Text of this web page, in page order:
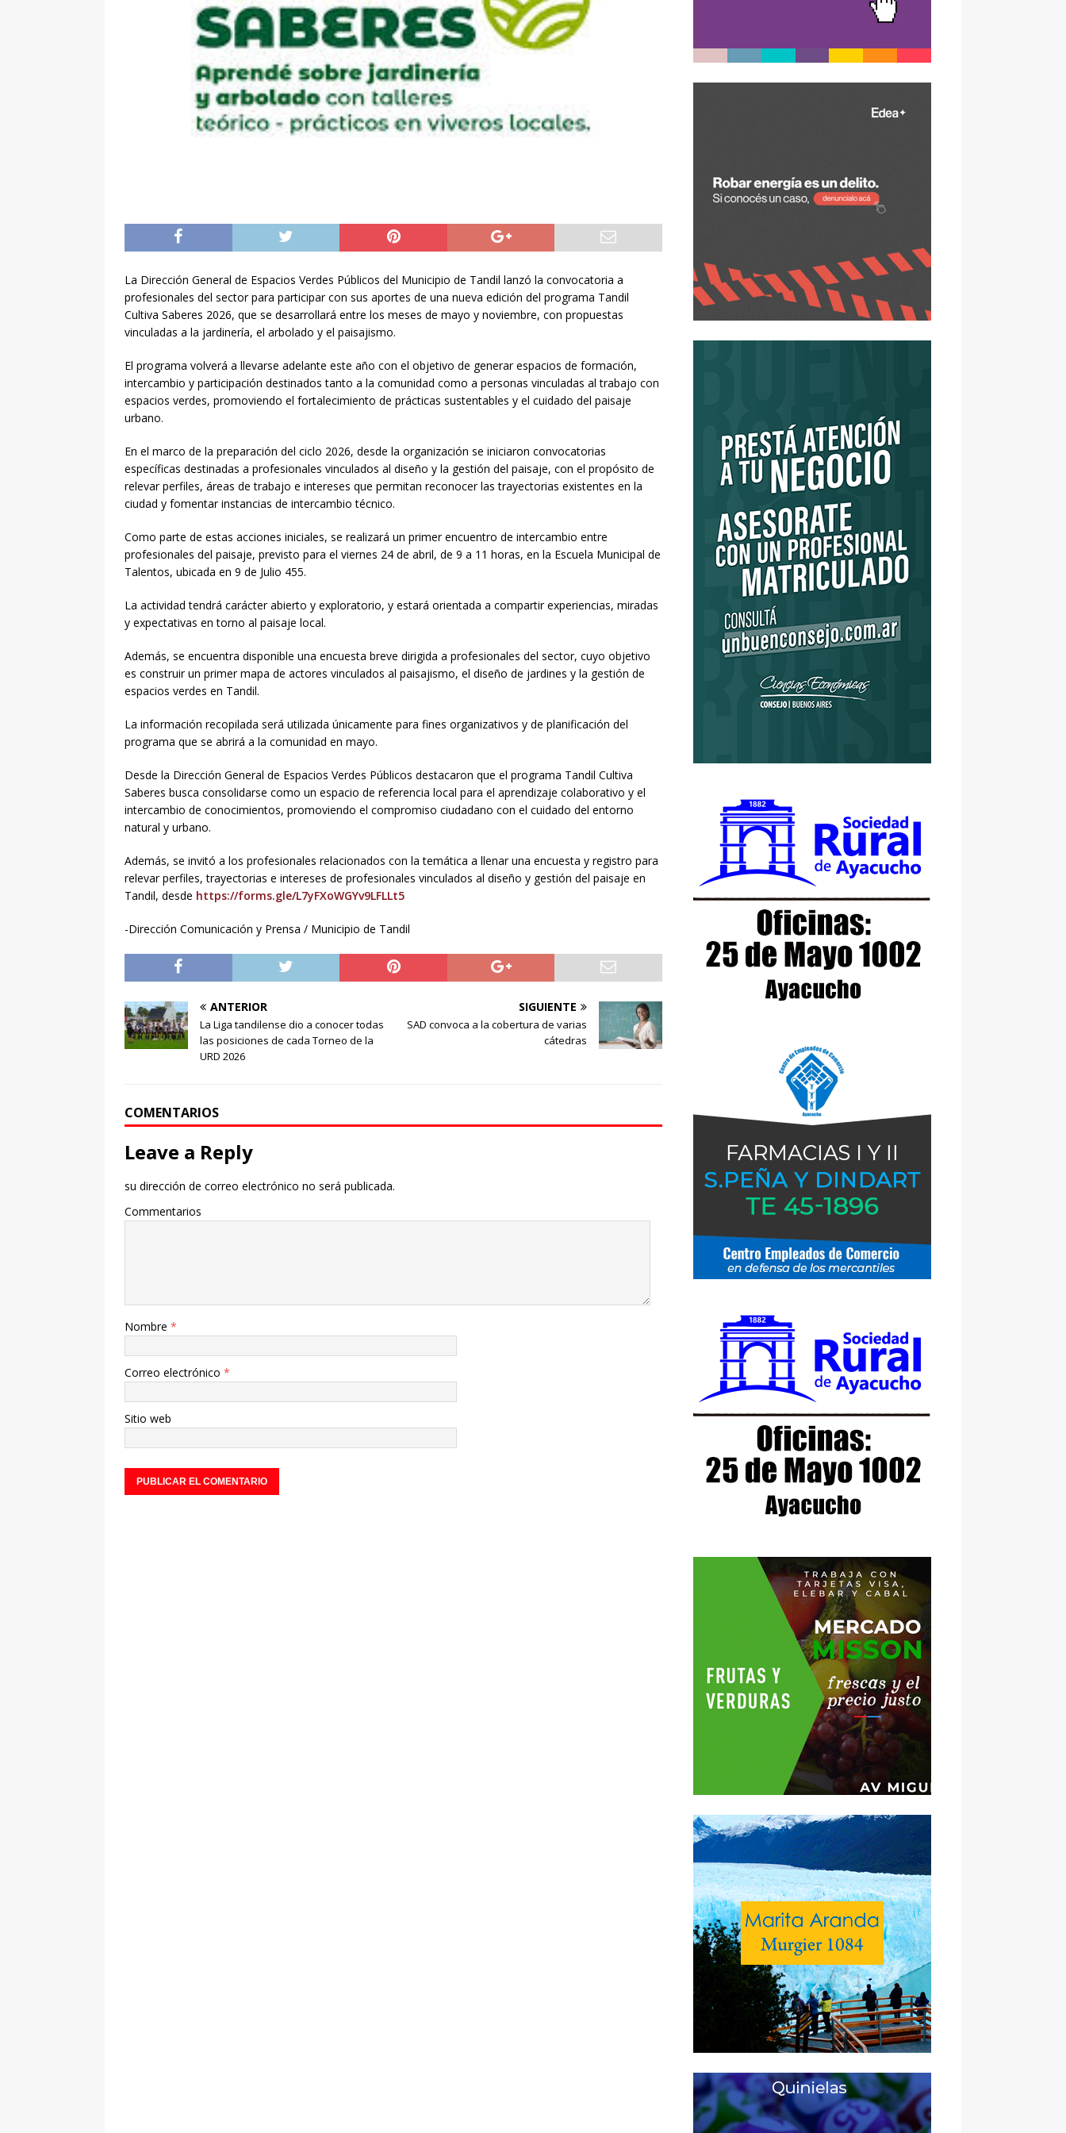
La Dirección General de Espacios Verdes Públicos del Municipio de Tandil lanzó la convocatoria a
profesionales del sector para participar con sus aportes de una nueva edición del programa Tandil
Cultiva Saberes 2026, que se desarrollará entre los meses de mayo y noviembre, con propuestas
vinculadas a la jardinería, el arbolado y el paisajismo.
El programa volverá a llevarse adelante este año con el objetivo de generar espacios de formación,
intercambio y participación destinados tanto a la comunidad como a personas vinculadas al trabajo con
espacios verdes, promoviendo el fortalecimiento de prácticas sustentables y el cuidado del paisaje
urbano.
En el marco de la preparación del ciclo 2026, desde la organización se iniciaron convocatorias
específicas destinadas a profesionales vinculados al diseño y la gestión del paisaje, con el propósito de
relevar perfiles, áreas de trabajo e intereses que permitan reconocer las trayectorias existentes en la
ciudad y fomentar instancias de intercambio técnico.
Como parte de estas acciones iniciales, se realizará un primer encuentro de intercambio entre
profesionales del paisaje, previsto para el viernes 24 de abril, de 9 a 11 horas, en la Escuela Municipal de
Talentos, ubicada en 9 de Julio 455.
La actividad tendrá carácter abierto y exploratorio, y estará orientada a compartir experiencias, miradas
y expectativas en torno al paisaje local.
Además, se encuentra disponible una encuesta breve dirigida a profesionales del sector, cuyo objetivo
es construir un primer mapa de actores vinculados al paisajismo, el diseño de jardines y la gestión de
espacios verdes en Tandil.
La información recopilada será utilizada únicamente para fines organizativos y de planificación del
programa que se abrirá a la comunidad en mayo.
Desde la Dirección General de Espacios Verdes Públicos destacaron que el programa Tandil Cultiva
Saberes busca consolidarse como un espacio de referencia local para el aprendizaje colaborativo y el
intercambio de conocimientos, promoviendo el compromiso ciudadano con el cuidado del entorno
natural y urbano.
Además, se invitó a los profesionales relacionados con la temática a llenar una encuesta y registro para
relevar perfiles, trayectorias e intereses de profesionales vinculados al diseño y gestión del paisaje en
Tandil, desde https://forms.gle/L7yFXoWGYv9LFLLt5
-Dirección Comunicación y Prensa / Municipio de Tandil
ANTERIOR
La Liga tandilense dio a conocer todas
las posiciones de cada Torneo de la
URD 2026
SIGUIENTE
SAD convoca a la cobertura de varias
cátedras
COMENTARIOS
Leave a Reply
su dirección de correo electrónico no será publicada.
Commentarios
Nombre *
Correo electrónico *
Sitio web